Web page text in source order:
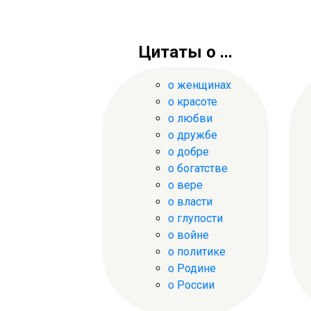
Цитаты о ...
о женщинах
о красоте
о любви
о дружбе
о добре
о богатстве
о вере
о власти
о глупости
о войне
о политике
о Родине
о России